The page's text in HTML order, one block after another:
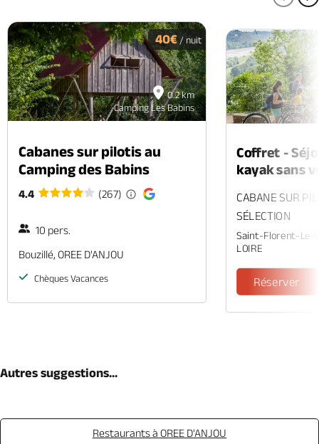
0.2 km
Camping Les Babins
40€ / nuit
Cabanes sur pilotis au
Camping des Babins
4.4 (267)
10 pers.
Bouzillé, OREE D'ANJOU
Chèques Vacances
Coffret -
kayak sans
CABANE SUR
SÉLECTION
Saint-Florent-Le-
LOIRE
Réserver
Autres suggestions...
Restaurants à OREE D'ANJOU